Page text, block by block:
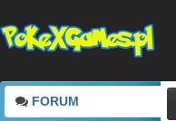
FORUM